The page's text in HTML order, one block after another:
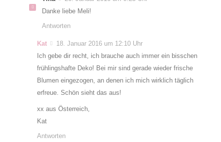
Danke liebe Meli!
Antworten
Kat
18. Januar 2016 um 12:10 Uhr
Ich gebe dir recht, ich brauche auch immer ein bisschen
frühlingshafte Deko! Bei mir sind gerade wieder frische
Blumen eingezogen, an denen ich mich wirklich täglich
erfreue. Schön sieht das aus!
xx aus Österreich,
Kat
Antworten